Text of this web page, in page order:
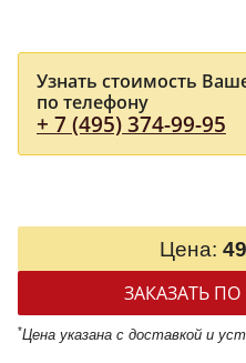
Узнать стоимость
по телефону
+ 7 (495) 374-99-95
Цена:
ЗАКАЗАТЬ
*Цена указана с доставкой и